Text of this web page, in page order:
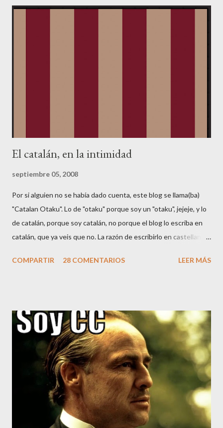
El catalán, en la intimidad
septiembre 05, 2008
Por si alguien no se había dado cuenta, este blog se llama(ba)
"Catalan Otaku". Lo de "otaku" porque soy un "otaku", jejeje, y lo
de catalán, porque soy catalán, no porque el blog lo escriba en
catalán, que ya veis que no. La razón de escribirlo en castellano
soporta catalán 🤑😂). Según Wikipedia , el castellano es la 2a
la 3a lengua con más presencia en Internet. También es la
lengua que hablo habitualmente con mi familia. Ante tales cifras,
parece normal que la mayoría de extranjeros piensen que en
España no se hable otra cosa que "español" (castellano), aunque
una japonesa de mi compañía me preguntó el otro día si el idioma
de España era el inglés... Y es que en Japón, "extranjero" es
COMPARTIR 28 COMENTARIOS LEER MÁS